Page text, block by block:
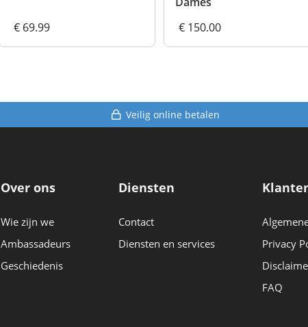
€ 69.99
€ 150.00
Veilig online betalen
Over ons
Wie zijn we
Ambassadeurs
Geschiedenis
Diensten
Contact
Diensten en services
Privacy
FAQ